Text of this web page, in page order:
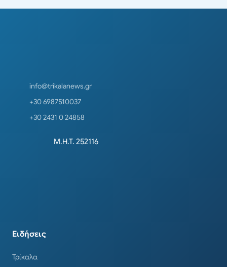
info@trikalanews.gr
+30 6987510037
+30 2431 0 24858
Μ.Η.Τ. 252116
Ειδήσεις
Τρίκαλα